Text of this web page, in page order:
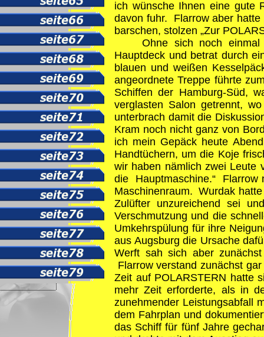
ich wünsche Ihnen eine gute
davon fuhr. Flarrow aber hatte
barschen, stolzen „Zur
Ohne sich noch
Hauptdeck und betrat durch
blauen und weißen
angeordnete Treppe führte
Schiffen der Hamburg-Süd,
verglasten Salon getrennt,
unterbrach damit die
Kram noch nicht ganz von
ich mein Gepäck heute
Handtüchern, um die Koje
wir haben nämlich zwei Leute
die Hauptmaschine.“ Flarrow
Maschinenraum. Wurdak
Zulüfter unzureichend sei
Verschmutzung und die
Umkehrspülung für ihre
aus Augsburg die Ursache
Werft sah sich aber
Flarrow verstand zunächst
Zeit auf POLARSTERN hatte
mehr Zeit erforderte, als in
zunehmender Leistungsabfall
dem Fahrplan und
das Schiff für fünf Jahre